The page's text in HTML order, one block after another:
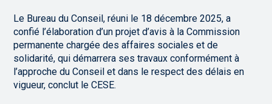
Le Bureau du Conseil, réuni le 18 décembre 2025, a
confié l’élaboration d’un projet d’avis à la Commission
permanente chargée des affaires sociales et de
solidarité, qui démarrera ses travaux conformément à
l’approche du Conseil et dans le respect des délais en
vigueur, conclut le CESE.